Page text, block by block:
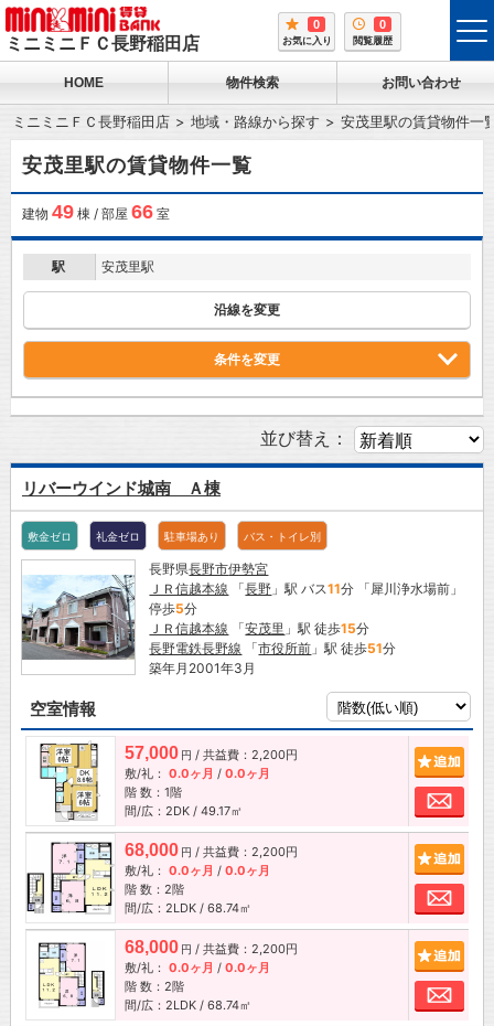
ミニミニＦＣ長野稲田店
0
お気に入り
0
閲覧履歴
HOME 物件検索 お問い合わせ
ミニミニＦＣ長野稲田店 地域・路線から探す 安茂里駅の賃貸物件一
安茂里駅の賃貸物件一覧
建物 49棟 / 部屋 66室
駅 安茂里駅
沿線を変更
条件を変更
並び替え：
リバーウインド城南 Ａ棟
敷金ゼロ 礼金ゼロ 駐車場あり バス・トイレ別
長野県長野市伊勢宮
ＪＲ信越本線 「長野 」駅 バス11分 「犀川浄水場前」
停歩5分
ＪＲ信越本線 「安茂里 」駅 徒歩15分
長野電鉄長野線 「市役所前 」駅 徒歩51分
築年月2001年3月
空室情報
57,000 円 / 共益費：2,200円
敷/礼： 0.0ヶ月 / 0.0ヶ月
階 数：1階
間/広：2DK / 49.17㎡
お
68,000 円 / 共益費：2,200円
敷/礼： 0.0ヶ月 / 0.0ヶ月
階 数：2階
間/広：2LDK / 68.74㎡
お
68,000 円 / 共益費：2,200円
敷/礼： 0.0ヶ月 / 0.0ヶ月
階 数：2階
間/広：2LDK / 68.74㎡
お